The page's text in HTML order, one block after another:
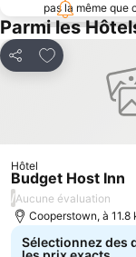
pas la même que
Parmi les
Partager
Ajouter à mes
Hôtel
Budget Host Inn
/Aucune évaluation
Cooperstown, à
Sélectionnez des